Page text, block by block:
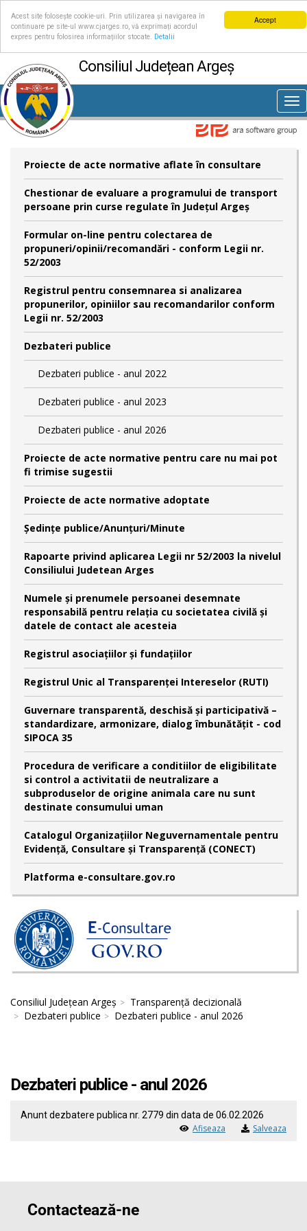
Accept
Acest site folosește cookie-uri. Prin utilizarea și navigarea în
continuare pe site-ul www.cjarges.ro, vă exprimați acordul
expres pentru folosirea informațiilor stocate.
Detalii
Consiliul Județean Argeș
Proiecte de acte normative aflate în consultare
Chestionar de evaluare a programului de transport
persoane prin curse regulate în Județul Argeș
Formular on-line pentru colectarea de
propuneri/opinii/recomandări - conform Legii nr.
52/2003
Registrul pentru consemnarea si analizarea
propunerilor, opiniilor sau recomandarilor conform
Legii nr. 52/2003
Dezbateri publice
Dezbateri publice - anul 2022
Dezbateri publice - anul 2023
Dezbateri publice - anul 2026
Proiecte de acte normative pentru care nu mai pot
fi trimise sugestii
Proiecte de acte normative adoptate
Şedinţe publice/Anunţuri/Minute
Rapoarte privind aplicarea Legii nr 52/2003 la nivelul
Consiliului Judetean Arges
Numele şi prenumele persoanei desemnate
responsabilă pentru relaţia cu societatea civilă şi
datele de contact ale acesteia
Registrul asociațiilor și fundațiilor
Registrul Unic al Transparenței Intereselor (RUTI)
Guvernare transparentă, deschisă și participativă –
standardizare, armonizare, dialog îmbunătățit - cod
SIPOCA 35
Procedura de verificare a conditiilor de eligibilitate
si control a activitatii de neutralizare a
subproduselor de origine animala care nu sunt
destinate consumului uman
Catalogul Organizațiilor Neguvernamentale pentru
Evidență, Consultare și Transparență (CONECT)
Platforma e-consultare.gov.ro
Consiliul Județean Argeș
Transparență decizională
Dezbateri publice
Dezbateri publice - anul 2026
Dezbateri publice - anul 2026
Anunt dezbatere publica nr. 2779 din data de 06.02.2026
Afiseaza Salveaza